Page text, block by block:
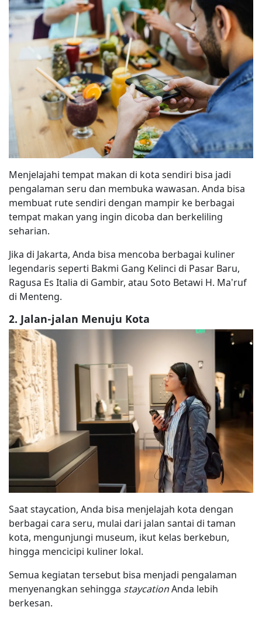
Menjelajahi tempat makan di kota sendiri bisa jadi
pengalaman seru dan membuka wawasan. Anda bisa
membuat rute sendiri dengan mampir ke berbagai
tempat makan yang ingin dicoba dan berkeliling
seharian.
Jika di Jakarta, Anda bisa mencoba berbagai kuliner
legendaris seperti Bakmi Gang Kelinci di Pasar Baru,
Ragusa Es Italia di Gambir, atau Soto Betawi H. Ma’ruf
di Menteng.
2. Jalan-jalan Menuju Kota
Saat staycation, Anda bisa menjelajah kota dengan
berbagai cara seru, mulai dari jalan santai di taman
kota, mengunjungi museum, ikut kelas berkebun,
hingga mencicipi kuliner lokal.
Semua kegiatan tersebut bisa menjadi pengalaman
menyenangkan sehingga staycationAnda lebih
berkesan.